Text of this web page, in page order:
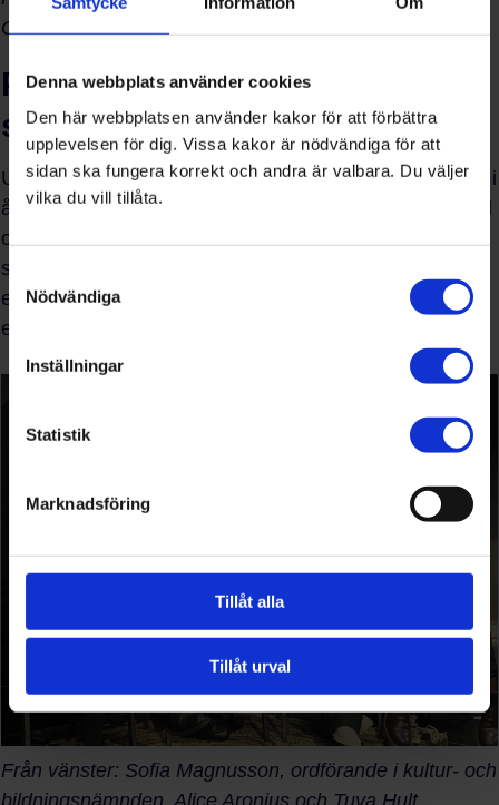
Denna webbplats använder cookies
Den här webbplatsen använder kakor för att förbättra
upplevelsen för dig. Vissa kakor är nödvändiga för att
sidan ska fungera korrekt och andra är valbara. Du väljer
vilka du vill tillåta.
Samtyckesval
Nödvändiga
Inställningar
Statistik
Marknadsföring
Tillåt alla
Tillåt urval
Gunnarbyskolan i Eda kommun.
Paneldebatt om framtidens
skolbibliotek
Utöver försäljning av sina egna böcker fick även elever i
årskurs 7 från Minnebergsskolan delta i ett panelsamtal
om skolbibliotek, hur de används idag, hur eleverna
skulle vilja använda dem, samt hur läsintresset hos
eleverna ser ut. Debatten leddes av Oda Larsson,
enhetschef på kulturavdelningen vid region Värmland.
Från vänster: Sofia Magnusson, ordförande i kultur- och